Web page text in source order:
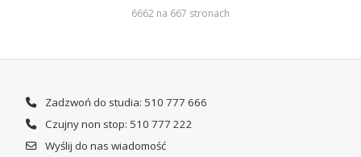
6662 na 667 stronach
Zadzwoń do studia: 510 777 666
Czujny non stop: 510 777 222
Wyślij do nas wiadomość